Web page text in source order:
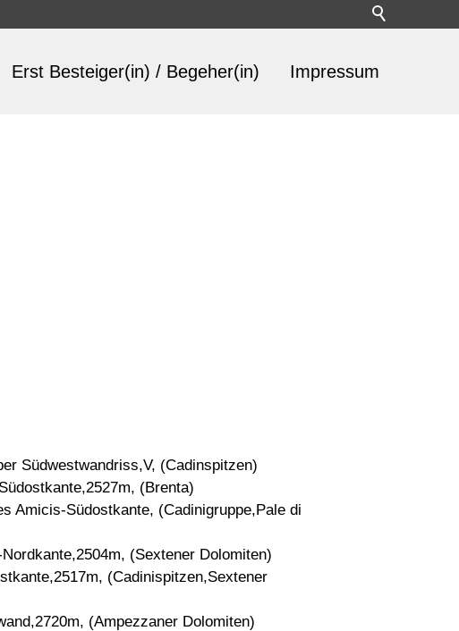
Erst Besteiger(in) / Begeher(in) Impressum
Südwestwandriss,V, (Cadinspitzen)
(Brenta)
Amicis-Südostkante, (Cadinigruppe,Pale di
(Sextener Dolomiten)
(Cadinispitzen,Sextener
(Ampezzaner Dolomiten)